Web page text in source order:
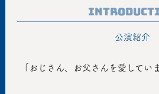
公演紹介
「おじさん、お父さんを愛してい